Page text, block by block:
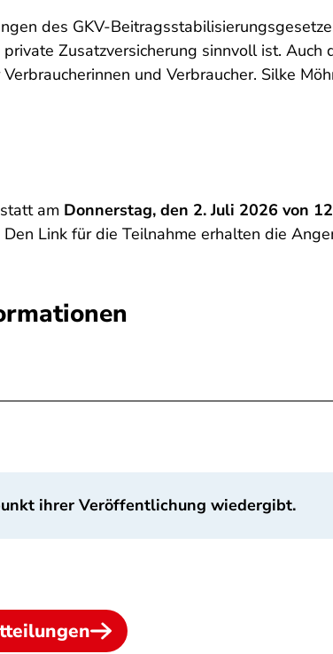
des GKV-
Zusatzversicherung sinnvoll ist. Auch
und Verbraucher. Silke
am Donnerstag, den 2. Juli 2026 von
Link für die Teilnahme erhalten die
ihrer Veröffentlichung wiedergibt.